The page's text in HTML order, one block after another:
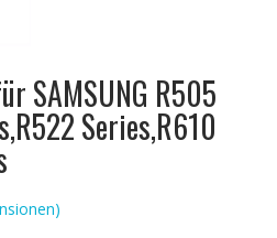
SAMSUNG R505
Series,R610